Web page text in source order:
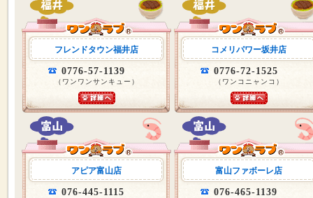
フレンドタウン福井店
0776-57-1139
（ワンワンサンキュー）
コメリパワー坂井店
0776-72-1525
（ワンコニャンコ）
アピア富山店
076-445-1115
富山ファボーレ店
076-465-1139